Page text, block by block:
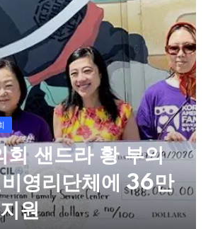
회 샌드라 황 부의
영리단체에 36만
원